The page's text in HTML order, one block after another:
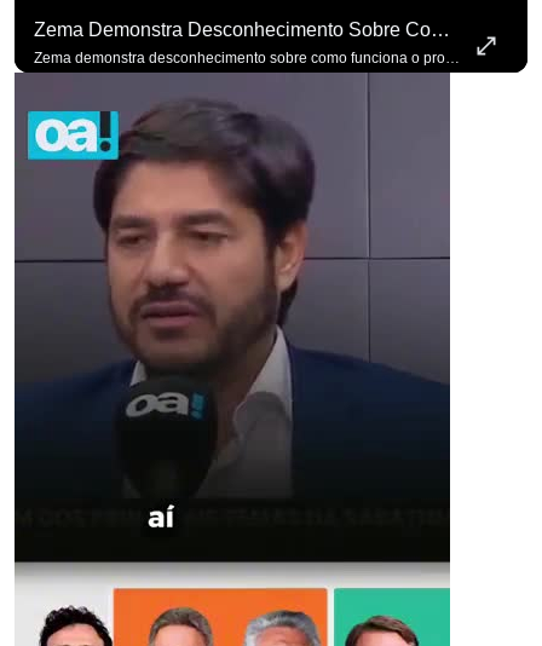
Zema Demonstra Desconhecimento Sobre Como Funciona O Processo De Mudança Das Leis. #OAntagonista